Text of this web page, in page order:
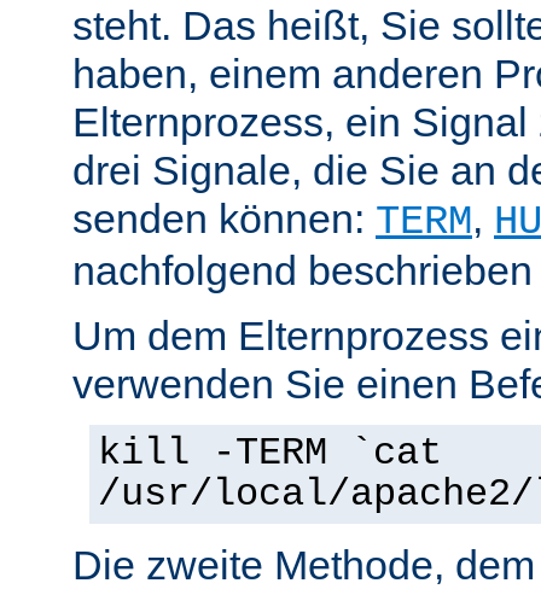
steht. Das heißt, Sie
haben, einem anderen
Elternprozess, ein
drei Signale, die Sie an
senden können: TERM,
nachfolgend
Um dem Elternprozess
verwenden Sie einen
kill -TERM `cat
/usr/local/
Die zweite Methode,